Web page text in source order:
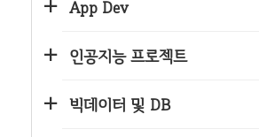
App Dev
인공지능 프로젝트
빅데이터 및 DB